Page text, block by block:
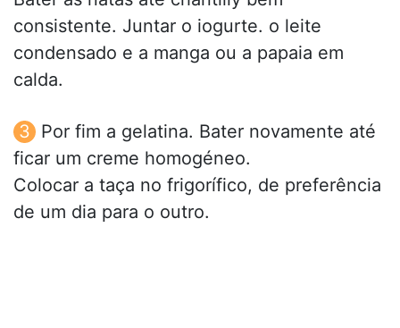
consistente. Juntar o iogurte. o leite
condensado e a manga ou a papaia em
calda.
Por fim a gelatina. Bater novamente até
ficar um creme homogéneo.
Colocar a taça no frigorífico, de preferência
de um dia para o outro.